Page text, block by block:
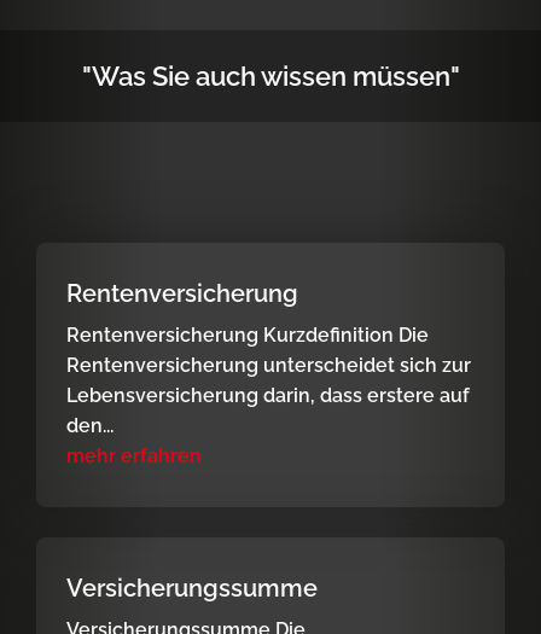
"Was Sie auch wissen müssen"
Rentenversicherung
Rentenversicherung Kurzdefinition Die
Rentenversicherung unterscheidet sich zur
Lebensversicherung darin, dass erstere auf
den...
mehr erfahren
Versicherungssumme